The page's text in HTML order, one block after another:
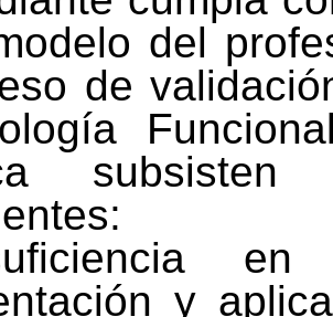
del
de
subsisten
y